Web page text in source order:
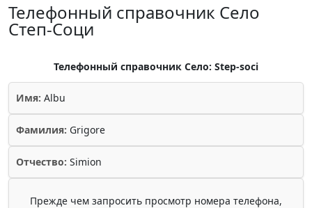
Телефонный справочник Село
Степ-Соци
Телефонный справочник Село: Step-soci
Имя: Albu
Фамилия: Grigore
Отчество: Simion
Прежде чем запросить просмотр номера телефона,